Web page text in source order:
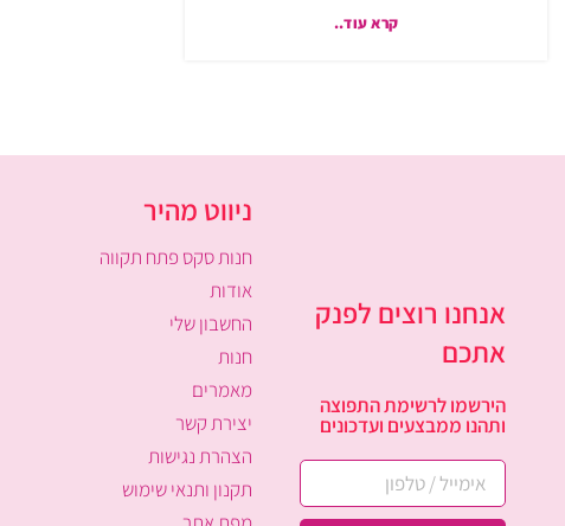
קרא עוד..
אנחנו רוצים לפנק
אתכם
הירשמו לרשימת התפוצה
ותהנו ממבצעים ועדכונים
ניווט מהיר
חנות סקס פתח תקווה
אודות
החשבון שלי
חנות
מאמרים
יצירת קשר
הצהרת נגישות
תקנון ותנאי שימוש